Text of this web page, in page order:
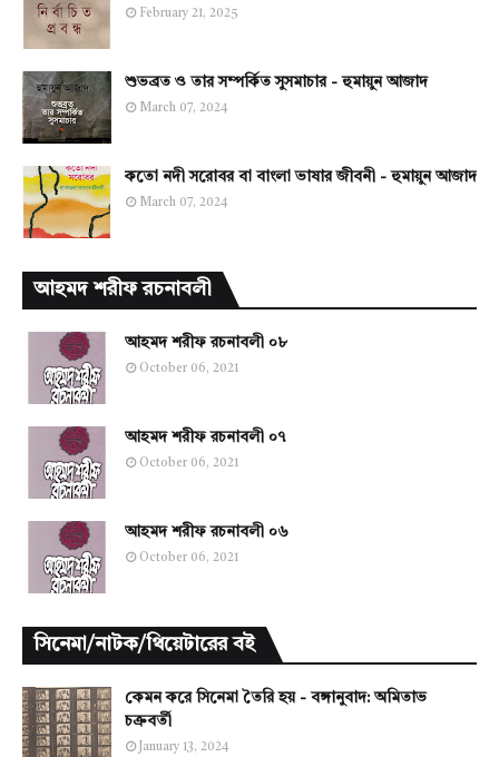
February 21, 2025
শুভব্রত ও তার সম্পর্কিত সুসমাচার - হুমায়ুন আজাদ
March 07, 2024
কতো নদী সরোবর বা বাংলা ভাষার জীবনী - হুমায়ুন আজাদ
March 07, 2024
আহমদ শরীফ রচনাবলী
আহমদ শরীফ রচনাবলী ০৮
October 06, 2021
আহমদ শরীফ রচনাবলী ০৭
October 06, 2021
আহমদ শরীফ রচনাবলী ০৬
October 06, 2021
সিনেমা/নাটক/থিয়েটারের বই
কেমন করে সিনেমা তৈরি হয় - বঙ্গানুবাদ: অমিতাভ
চক্রবর্তী
January 13, 2024